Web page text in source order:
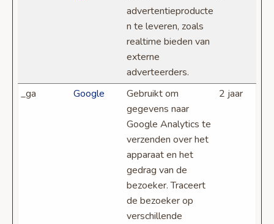
advertentieproducte
n te leveren, zoals
realtime bieden van
externe
adverteerders.
_ga Google
Gebruikt om
gegevens naar
Google Analytics te
verzenden over het
apparaat en het
gedrag van de
bezoeker. Traceert
de bezoeker op
verschillende
2 jaar